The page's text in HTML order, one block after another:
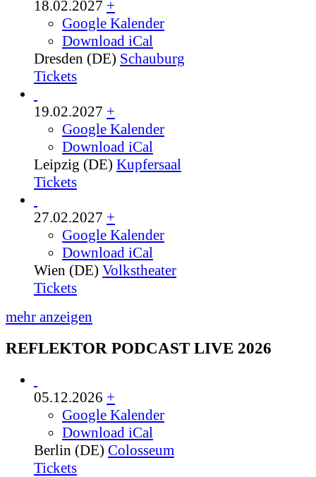
18.02.2027 +
Google Kalender
Download iCal
Dresden (DE) Schauburg
Tickets
19.02.2027 +
Google Kalender
Download iCal
Leipzig (DE) Kupfersaal
Tickets
27.02.2027 +
Google Kalender
Download iCal
Wien (DE) Volkstheater
Tickets
mehr anzeigen
REFLEKTOR PODCAST LIVE 2026
05.12.2026 +
Google Kalender
Download iCal
Berlin (DE) Colosseum
Tickets